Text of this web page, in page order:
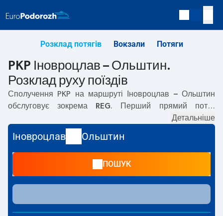
Розклад потягів Вокзали Потяги
PKP Іновроцлав – Ольштин.
Розклад руху поїздів
Сполучення PKP на маршруті
Іновроцлав – Ольштин
обслуговує зокрема
REG. Перший прямий потяг
з вокзалу PKP Іновроцлав. Останній
потяг до Ольштин вирушає о 19:44. Найшвидший
маршрут пропонує потяг без пересадок
Подорож цим потягом триває02:14
. На маршруті
курсують також інші потяги:
Intercity, EC— пропонують нижчу ціну квитка і зазвичай
довший час подорожі. Потяг завершує маршрут на
станції Ольштин.
Детальніше
Іновроцлав Ольштин
ПОШУК